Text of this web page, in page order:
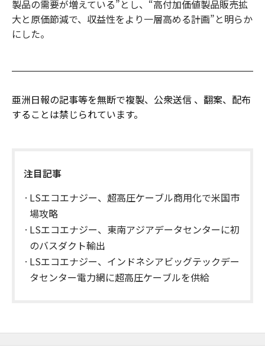
製品の需要が増えている”とし、“高付加価値製品販売拡
大と原価節減で、収益性をより一層高める計画”と明らか
にした。
亜洲日報の記事等を無断で複製、公衆送信 、翻案、配布
することは禁じられています。
注目記事
LSエコエナジー、超高圧ケーブル商用化で米国市
場攻略
LSエコエナジー、東南アジアデータセンターに初
のバスダクト輸出
LSエコエナジー、インドネシアビッグテックデー
タセンター電力網に超高圧ケーブルを供給